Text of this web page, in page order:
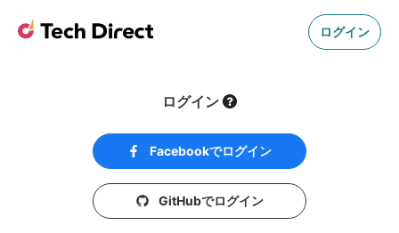
ログイン
ログイン
Facebookでログイン
GitHubでログイン